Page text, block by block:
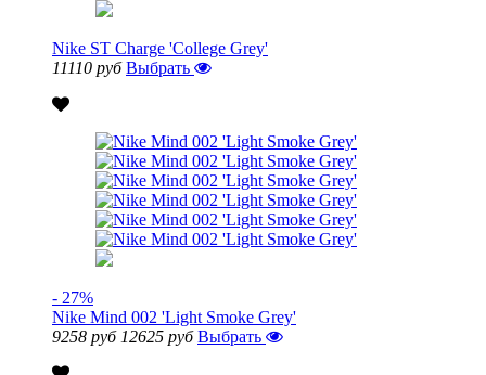
Nike ST Charge 'College Grey'
11110 руб Выбрать
- 27%
Nike Mind 002 'Light Smoke Grey'
9258 руб 12625 руб Выбрать